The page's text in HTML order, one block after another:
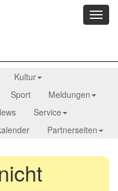
Menü
Kultur
Sport
Meldungen
Service
Partnerseiten